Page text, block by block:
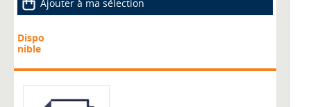
Ajouter à ma sélection
Dispo
nible